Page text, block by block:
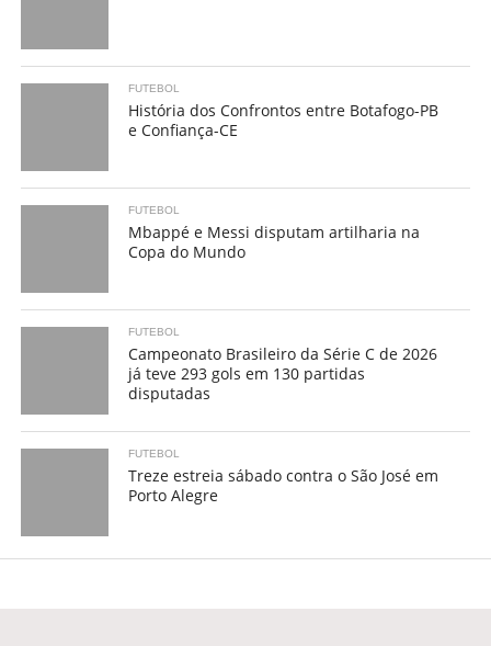
FUTEBOL
História dos Confrontos entre Botafogo-PB
e Confiança-CE
FUTEBOL
Mbappé e Messi disputam artilharia na
Copa do Mundo
FUTEBOL
Campeonato Brasileiro da Série C de 2026
já teve 293 gols em 130 partidas
disputadas
FUTEBOL
Treze estreia sábado contra o São José em
Porto Alegre